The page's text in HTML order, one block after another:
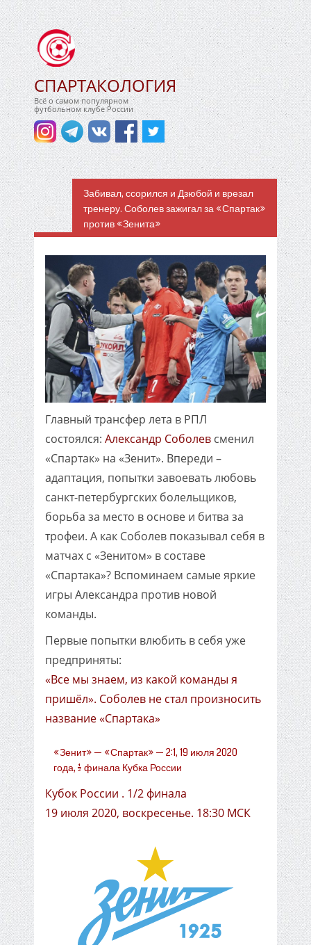
СПАРТАКОЛОГИЯ
Всё о самом популярном
футбольном клубе России
Забивал, ссорился и Дзюбой и врезал
тренеру. Соболев зажигал за «Спартак»
против «Зенита»
Главный трансфер лета в РПЛ
состоялся: Александр Соболев сменил
«Спартак» на «Зенит». Впереди –
адаптация, попытки завоевать любовь
санкт-петербургских болельщиков,
борьба за место в основе и битва за
трофеи. А как Соболев показывал себя в
матчах с «Зенитом» в составе
«Спартака»? Вспоминаем самые яркие
игры Александра против новой
команды.
Первые попытки влюбить в себя уже
предприняты:
«Все мы знаем, из какой команды я
пришёл». Соболев не стал произносить
название «Спартака»
«Зенит» — «Спартак» — 2:1, 19 июля 2020
года, 1/2 финала Кубка России
Кубок России . 1/2 финала
19 июля 2020, воскресенье. 18:30 МСК